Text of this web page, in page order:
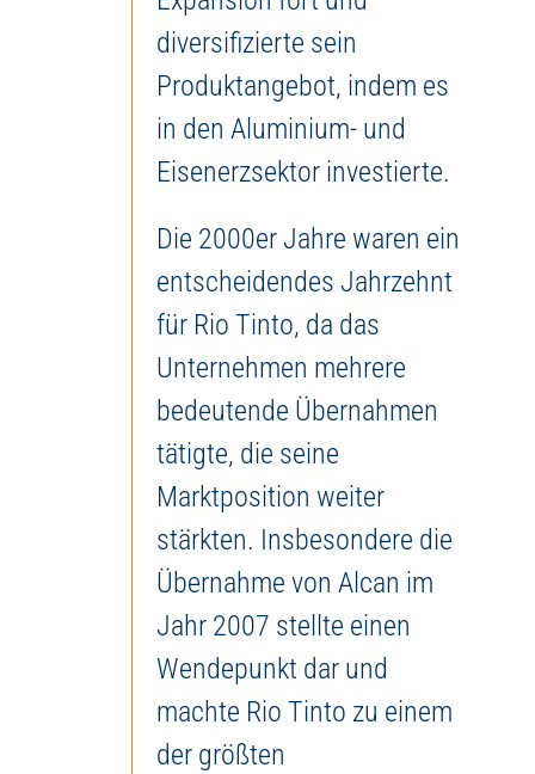
diversifizierte sein
Produktangebot, indem es
in den Aluminium- und
Eisenerzsektor investierte.
Die 2000er Jahre waren ein
entscheidendes Jahrzehnt
für Rio Tinto, da das
Unternehmen mehrere
bedeutende Übernahmen
tätigte, die seine
Marktposition weiter
stärkten. Insbesondere die
Übernahme von Alcan im
Jahr 2007 stellte einen
Wendepunkt dar und
machte Rio Tinto zu einem
der größten